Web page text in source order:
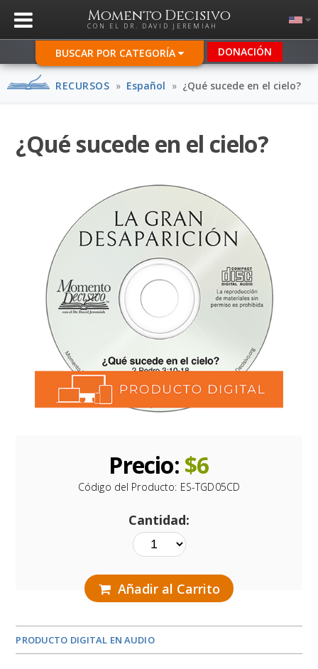
Momento Decisivo
CON EL DR. DAVID JEREMIAH
BUSCAR POR CATEGORÍA DONACIÓN
RECURSOS » Español » ¿Qué sucede en el cielo?
¿Qué sucede en el cielo?
Precio: $6
Código del Producto: ES-TGD05CD
Cantidad:
Añadir al Carrito
PRODUCTO DIGITAL EN AUDIO